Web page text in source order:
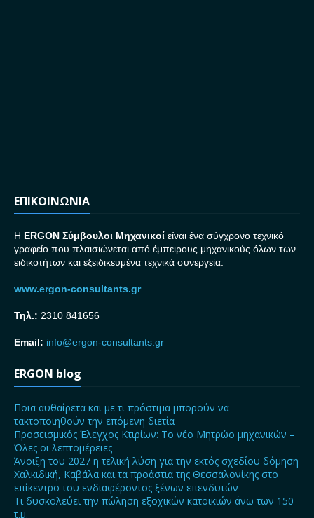
ΕΠΙΚΟΙΝΩΝΙΑ
H ERGON Σύμβουλοι Μηχανικοί είναι ένα σύγχρονο τεχνικό
γραφείο που πλαισιώνεται από έμπειρους μηχανικούς όλων των
ειδικοτήτων και εξειδικευμένα τεχνικά συνεργεία.
www.ergon-consultants.gr
Τηλ.: 2310 841656
Email: info@ergon-consultants.gr
ERGON blog
Ποια αυθαίρετα και με τι πρόστιμα μπορούν να
τακτοποιηθούν την επόμενη διετία
Προσεισμικός Έλεγχος Κτιρίων: Το νέο Μητρώο μηχανικών –
Όλες οι λεπτομέρειες
Άνοιξη του 2027 η τελική λύση για την εκτός σχεδίου δόμηση
Χαλκιδική, Καβάλα και τα προάστια της Θεσσαλονίκης στο
επίκεντρο του ενδιαφέροντος ξένων επενδυτών
Τι δυσκολεύει την πώληση εξοχικών κατοικιών άνω των 150
τ.μ.